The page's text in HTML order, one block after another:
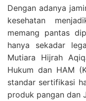
Dengan adanya
kesehatan
memang pantas
hanya sekadar
Mutiara Hijrah
Hukum dan HAM
standar sertifikasi
produk pangan dan